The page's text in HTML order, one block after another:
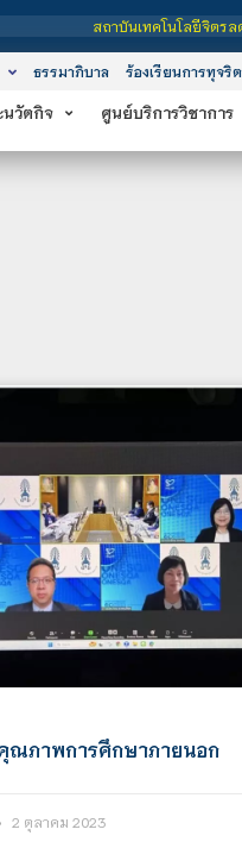
บันเทคโนโลยีจิตรลดา เป็นสถาบันอุ
ธรรมาภิบาล ร้องเรียนการทุจริ
นวัตกิจ ศูนย์บริการวิชาการ
ณภาพการศึกษาภายนอก
2 ตุลาคม 2023